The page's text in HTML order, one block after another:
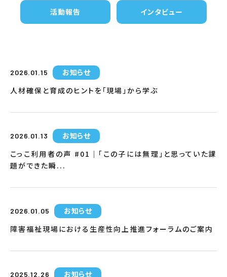
活動報告 インタビュー
2026.01.15
お知らせ
人材確保と育成のヒントを「現場」から学ぶ
2026.01.13
お知らせ
こっこ利用者の声 #01｜「この子には無理」と思っていた課
題ができた瞬...
2026.01.05
お知らせ
障害福祉現場における生産性向上推進フォーラムのご案内
2025.12.26
お知らせ